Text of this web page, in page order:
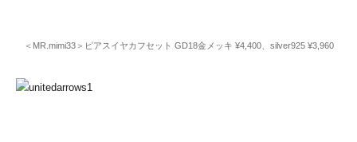
＜MR.mimi33＞ピアスイヤカフセット GD18金メッキ ¥4,400、silver925 ¥3,960